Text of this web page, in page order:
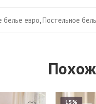
белье евро,Постельное
15%